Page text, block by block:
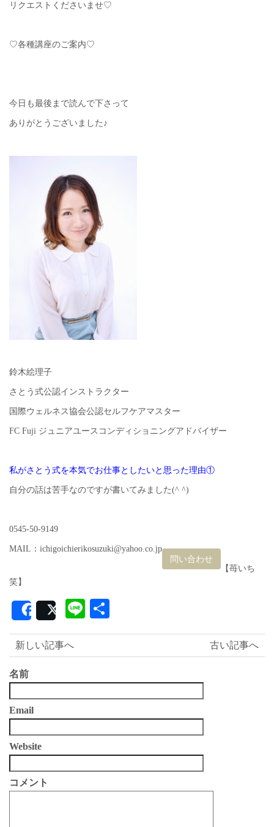
リクエストくださいませ♡
♡各種講座のご案内♡
今日も最後まで読んで下さって
ありがとうございました♪
鈴木絵理子
さとう式公認インストラクター
国際ウェルネス協会公認セルフケアマスター
FC Fuji ジュニアユースコンディショニングアドバイザー
私がさとう式を本気でお仕事としたいと思った理由①
自分の話は苦手なのですが書いてみました(^ ^)
0545-50-9149
MAIL：ichigoichierikosuzuki@yahoo.co.jp
問い合わせ
【苺いち
笑】
SharePost Line
有
古い記事へ
新しい記事へ
名前
Email
Website
コメント